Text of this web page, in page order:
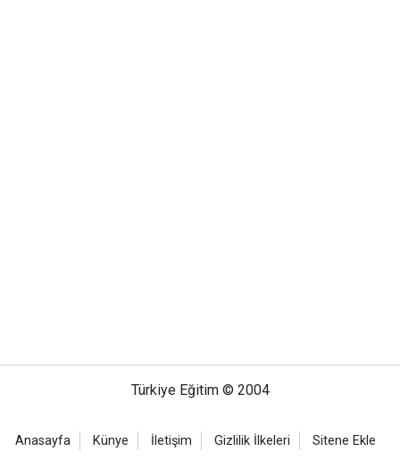
Türkiye Eğitim © 2004
Anasayfa Künye İletişim Gizlilik İlkeleri Sitene Ekle